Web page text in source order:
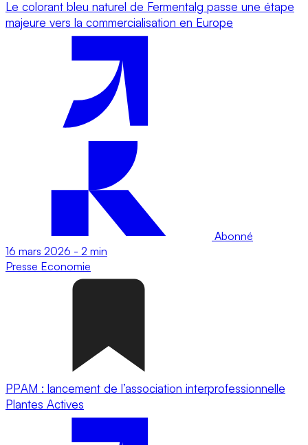
Le colorant bleu naturel de Fermentalg passe une étape
majeure vers la commercialisation en Europe
Abonné
16 mars 2026 - 2 min
Presse Economie
PPAM : lancement de l’association interprofessionnelle
Plantes Actives